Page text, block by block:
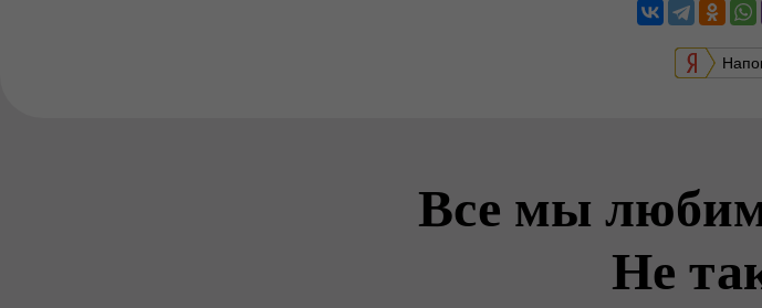
Все мы
Не